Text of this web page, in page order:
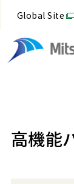
Global Site
高機能